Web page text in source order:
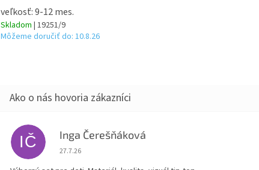
veľkosť: 9-12 mes.
Skladom | 19251/9
Môžeme doručiť do: 10.8.26
IČ Inga Čerešňáková
Hodnotenie obchodu je 5 z 5 hviezdičiek.
27.7.26